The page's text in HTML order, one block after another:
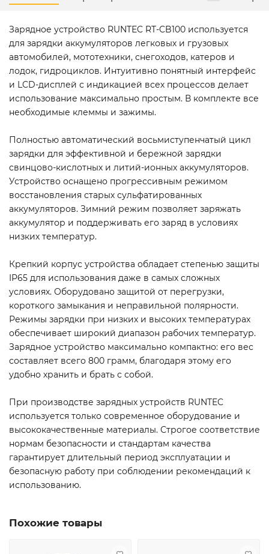
Зарядное устройство RUNTEC RT-CB100 используется
для зарядки аккумуляторов легковых и грузовых
автомобилей, мототехники, снегоходов, катеров и
лодок, гидроциклов. Интуитивно понятный интерфейс
и LCD-дисплей с индикацией всех процессов делает
использование максимально простым. В комплекте все
необходимые клеммы и зажимы.
Полностью автоматический восьмиступенчатый цикл
зарядки для эффективной и бережной зарядки
свинцово-кислотных и литий-ионных аккумуляторов.
Устройство оснащено прогрессивным режимом
восстановления старых сульфатированных
аккумуляторов. Зимний режим позволяет заряжать
аккумулятор и поддерживать его заряд в условиях
низких температур.
Крепкий корпус устройства обладает степенью защиты
IP65 для использования даже в самых сложных
условиях. Оборудовано защитой от перегрузки,
короткого замыкания и неправильной полярности.
Режимы зарядки при низких и высоких температурах
обеспечивает широкий диапазон рабочих температур.
Зарядное устройство максимально компактно: его вес
составляет всего 800 грамм, благодаря этому его
удобно хранить и брать с собой.
При производстве зарядных устройств RUNTEC
используется только современное оборудование и
высококачественные материалы. Строгое соответствие
нормам безопасности и стандартам качества
гарантирует длительный период эксплуатации и
безопасную работу при соблюдении рекомендаций к
использованию.
Похожие товары